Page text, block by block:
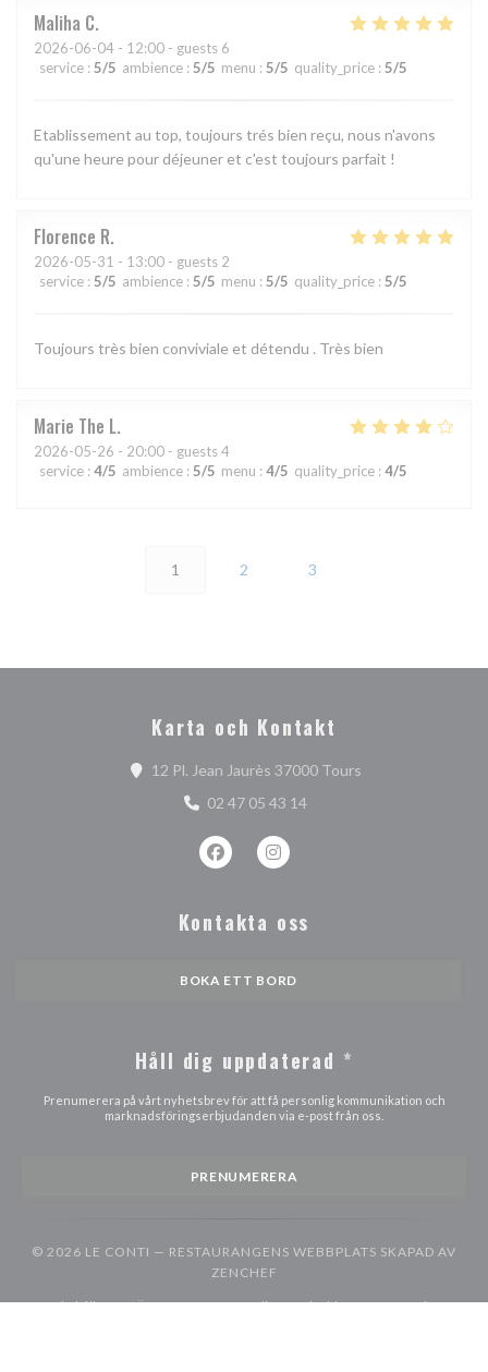
Maliha C
2026-06-04 - 12:00 - guests 6
service : 5/5 ambience : 5/5 menu : 5/5 quality_price : 5/5
Etablissement au top, toujours trés bien reçu, nous n'avons
qu'une heure pour déjeuner et c'est toujours parfait !
Florence R
2026-05-31 - 13:00 - guests 2
service : 5/5 ambience : 5/5 menu : 5/5 quality_price : 5/5
Toujours très bien conviviale et détendu . Très bien
Marie The L
2026-05-26 - 20:00 - guests 4
service : 4/5 ambience : 5/5 menu : 4/5 quality_price : 4/5
1 2 3
Karta och Kontakt
12 Pl. Jean Jaurès 37000 Tours
02 47 05 43 14
Facebook ((öppnas i ett nytt
Instagram ((öppnas i ett nytt
Kontakta oss
BOKA ETT BORD
Håll dig uppdaterad *
Prenumerera på vårt nyhetsbrev för att få personlig kommunikation och
marknadsföringserbjudanden via e-post från oss.
PRENUMERERA
© 2026 LE CONTI — RESTAURANGENS WEBBPLATS SKAPAD AV
ZENCHEF
Förbehåll((öppnas i ett nytt fönster))
ANVÄNDARVILLKOR((öppnas i ett nytt fönster))
Policy för skydd av personuppgifter